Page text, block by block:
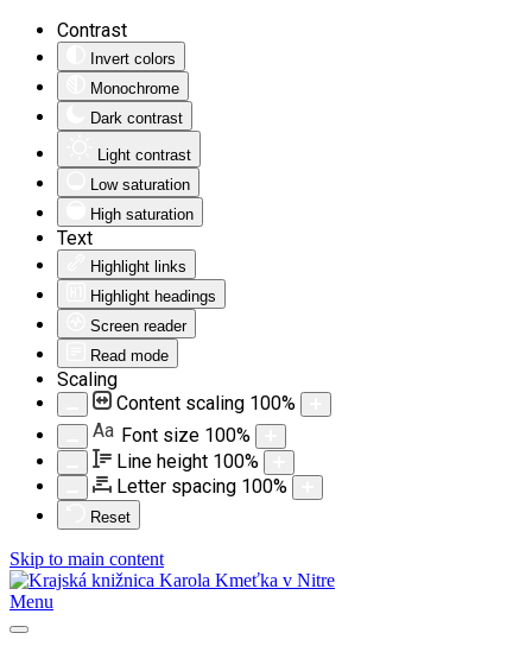
Contrast
Invert colors
Monochrome
Dark contrast
Light contrast
Low saturation
High saturation
Text
Highlight links
Highlight headings
Screen reader
Read mode
Scaling
Content scaling 100%
Aa Font size 100%
Line height 100%
Letter spacing 100%
Reset
Skip to main content
Menu